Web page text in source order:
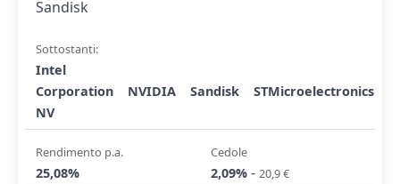
Sandisk
Sottostanti:
Intel
Corporation
NVIDIA Sandisk
STMicroelectronics
NV
Rendimento p.a.
25,08%
Cedole
2,09% - 20,9 €